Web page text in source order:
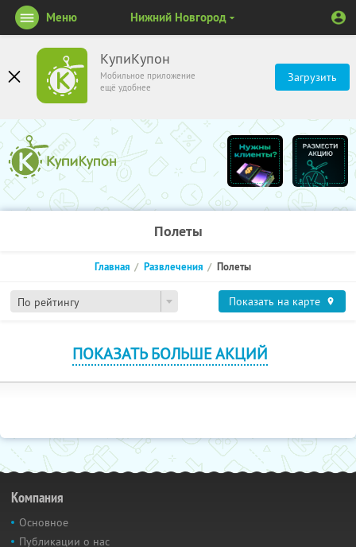
КупиКупон
Мобильное приложение
ещё удобнее
Загрузить
Меню Нижний Новгород
Полеты
По рейтингу
Главная Развлечения Полеты
Показать на карте
ПОКАЗАТЬ БОЛЬШЕ АКЦИЙ
Компания
Основное
Публикации о нас